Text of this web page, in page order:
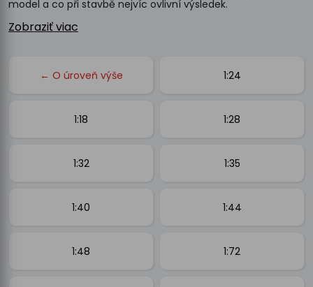
model a co při stavbě nejvíc ovlivní výsledek.
Zobraziť viac
← O úroveň výše 1:24
1:18 1:28
1:32 1:35
1:40 1:44
1:48 1:72